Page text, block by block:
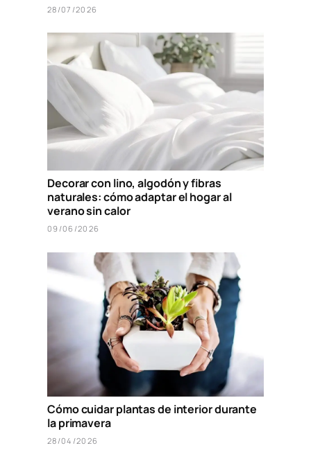
28/07/2026
Decorar con lino, algodón y fibras
naturales: cómo adaptar el hogar al
verano sin calor
09/06/2026
Cómo cuidar plantas de interior durante
la primavera
28/04/2026